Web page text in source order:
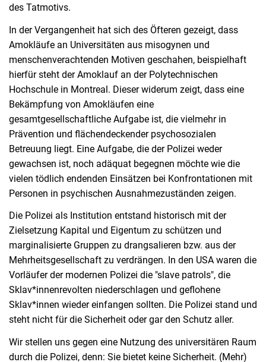
des Tatmotivs.
In der Vergangenheit hat sich des Öfteren gezeigt, dass
Amokläufe an Universitäten aus misogynen und
menschenverachtenden Motiven geschahen, beispielhaft
hierfür steht der Amoklauf an der Polytechnischen
Hochschule in Montreal. Dieser widerum zeigt, dass eine
Bekämpfung von Amokläufen eine
gesamtgesellschaftliche Aufgabe ist, die vielmehr in
Prävention und flächendeckender psychosozialen
Betreuung liegt. Eine Aufgabe, die der Polizei weder
gewachsen ist, noch adäquat begegnen möchte wie die
vielen tödlich endenden Einsätzen bei Konfrontationen mit
Personen in psychischen Ausnahmezuständen zeigen.
Die Polizei als Institution entstand historisch mit der
Zielsetzung Kapital und Eigentum zu schützen und
marginalisierte Gruppen zu drangsalieren bzw. aus der
Mehrheitsgesellschaft zu verdrängen. In den USA waren die
Vorläufer der modernen Polizei die "slave patrols", die
Sklav*innenrevolten niederschlagen und geflohene
Sklav*innen wieder einfangen sollten. Die Polizei stand und
steht nicht für die Sicherheit oder gar den Schutz aller.
Wir stellen uns gegen eine Nutzung des universitären Raum
durch die Polizei, denn: Sie bietet keine Sicherheit. (Mehr)